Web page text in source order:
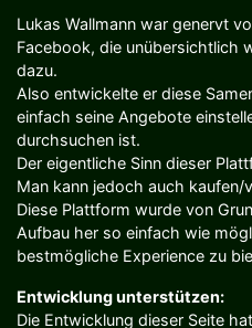
Lukas Wallmann war genervt
Facebook, die unübersichtlich
dazu.
Also entwickelte er diese
einfach seine Angebote
durchsuchen ist.
Der eigentliche Sinn dieser
Man kann jedoch auch kaufen/
Diese Plattform wurde von
Aufbau her so einfach wie
bestmögliche Experience zu
Entwicklung unterstützen:
Die Entwicklung dieser Seite